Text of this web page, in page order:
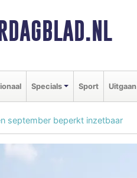
Specials Sport Uitgaan
september beperkt inzetbaar